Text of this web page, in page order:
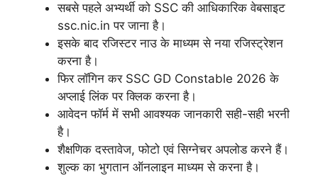
सबसे पहले अभ्यर्थी को SSC की आधिकारिक वेबसाइट
ssc.nic.in पर जाना है।
इसके बाद रजिस्टर नाउ के माध्यम से नया रजिस्ट्रेशन
करना है।
फिर लॉगिन कर SSC GD Constable 2026 के
अप्लाई लिंक पर क्लिक करना है।
आवेदन फॉर्म में सभी आवश्यक जानकारी सही-सही भरनी
है।
शैक्षणिक दस्तावेज, फोटो एवं सिग्नेचर अपलोड करने हैं।
शुल्क का भुगतान ऑनलाइन माध्यम से करना है।